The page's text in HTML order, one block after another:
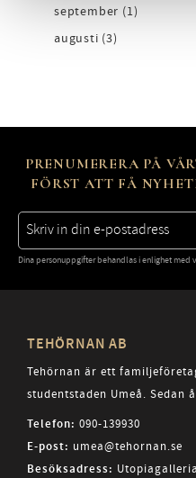
september (1)
augusti (3)
PRENUMERERA PÅ
FÖRST ATT FÅ
Dina personuppgifter behandlas i enlighet med
TEHÖRNAN AB
Tehörnan är ett
studentstaden Umeå. Sedan
Telefon: 090-139930
E-post: umea@tehornan.se
Besöksadress: